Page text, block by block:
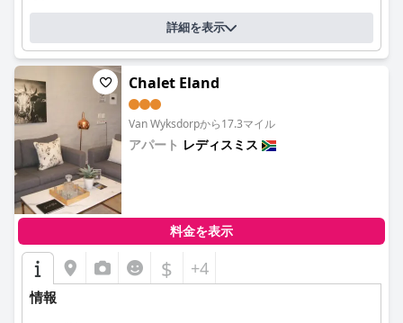
詳細を表示
Chalet Eland
Van Wyksdorpから17.3マイル
アパート レディスミス
料金を表示
$ +4
情報